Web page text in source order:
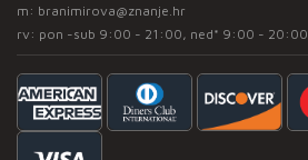
m: branimirova@znanje.hr
rv: pon -sub 9:00 - 21:00, ned* 9:00 - 20:00